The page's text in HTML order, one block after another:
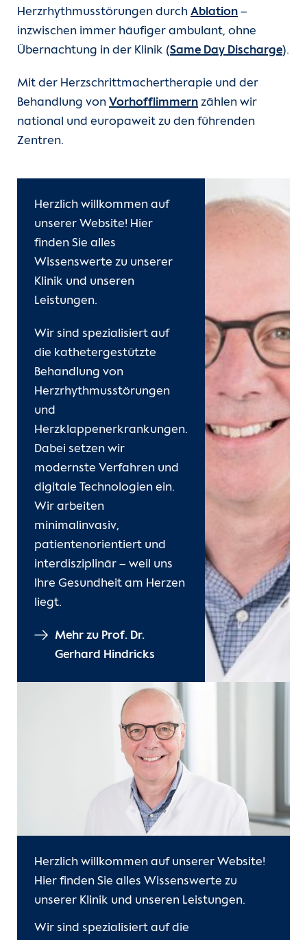
Herzatlas
Über uns
Kontakt
Internationale Patienten
Einblicke
Zur Seite der Charité
Herzrhythmusstörungen durch Ablation –
inzwischen immer häufiger ambulant, ohne
Übernachtung in der Klinik (Same Day Discharge).
Mit der Herzschrittmachertherapie und der
Behandlung von Vorhofflimmern zählen wir
national und europaweit zu den führenden
Zentren.
Herzlich willkommen auf
unserer Website! Hier
finden Sie alles
Wissenswerte zu unserer
Klinik und unseren
Leistungen.
Wir sind spezialisiert auf
die kathetergestützte
Behandlung von
Herzrhythmusstörungen
und
Herzklappenerkrankungen.
Dabei setzen wir
modernste Verfahren und
digitale Technologien ein.
Wir arbeiten
minimalinvasiv,
patientenorientiert und
interdisziplinär – weil uns
Ihre Gesundheit am Herzen
liegt.
Mehr zu Prof. Dr.
Gerhard Hindricks
Herzlich willkommen auf unserer Website!
Hier finden Sie alles Wissenswerte zu
unserer Klinik und unseren Leistungen.
Wir sind spezialisiert auf die